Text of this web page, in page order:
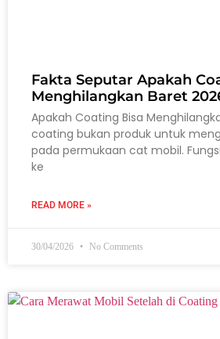
Fakta Seputar Apakah
Menghilangkan Baret
Apakah Coating Bisa
coating bukan produk untuk
pada permukaan cat mobil.
ke
READ MORE »
30/04/2026 No Comments